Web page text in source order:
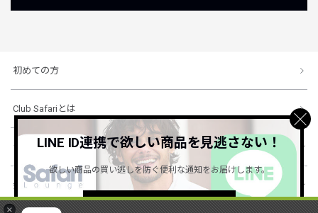
×
初めての方
Club Safariとは
ショッピングガイド
会社概要・規約
LINE ID連携で欲しい商品を見逃さない！
欲しい商品の買い逃しを防ぐ便利な通知をお届けします。
詳しくはこちら ＞